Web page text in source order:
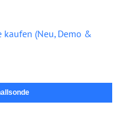
(Neu, Demo &